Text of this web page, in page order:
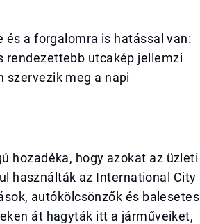
a forgalomra is hatással van:
rendezettebb utcakép jellemzi
szervezik meg a napi
hozadéka, hogy azokat az üzleti
használták az International City
autókölcsönzők és balesetes
át hagyták itt a járműveiket,